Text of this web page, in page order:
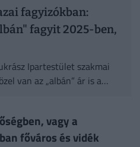
fagyizókban:
fagyit 2025-ben,
Ipartestület szakmai
van az „albán” ár is a
vagy a
főváros és vidék